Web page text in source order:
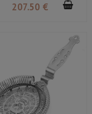
207.50 €